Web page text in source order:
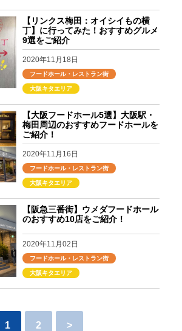
【リンクス梅田：オイシイもの横
丁】に行ってみた！おすすめグルメ
9選をご紹介
2020年11月18日
フードホール・レストラン街
大阪キタエリア
【大阪フードホール5選】大阪駅・
梅田周辺のおすすめフードホールを
ご紹介！
2020年11月16日
フードホール・レストラン街
大阪キタエリア
【阪急三番街】ウメダフードホール
のおすすめ10店をご紹介！
2020年11月02日
フードホール・レストラン街
大阪キタエリア
1 2 >